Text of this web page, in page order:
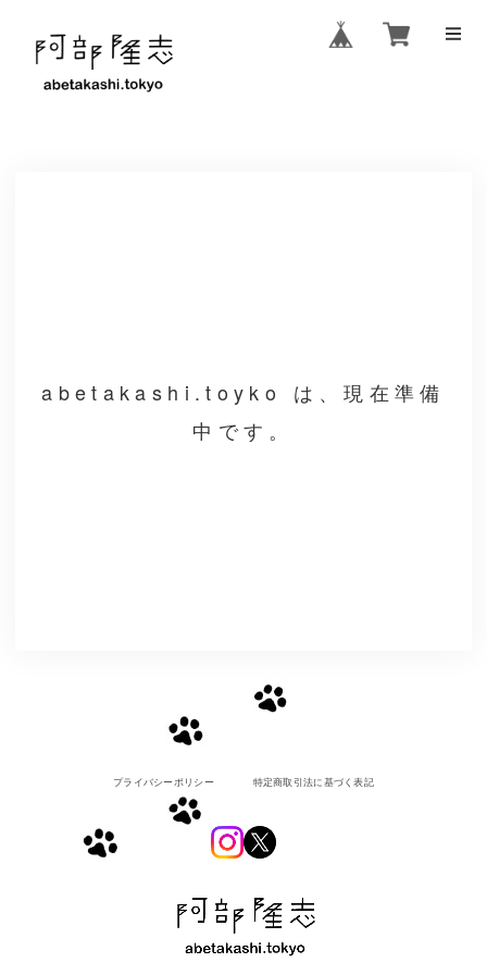
abetakashi.toyko は、現在準備
中です。
プライバシーポリシー 特定商取引法に基づく表記